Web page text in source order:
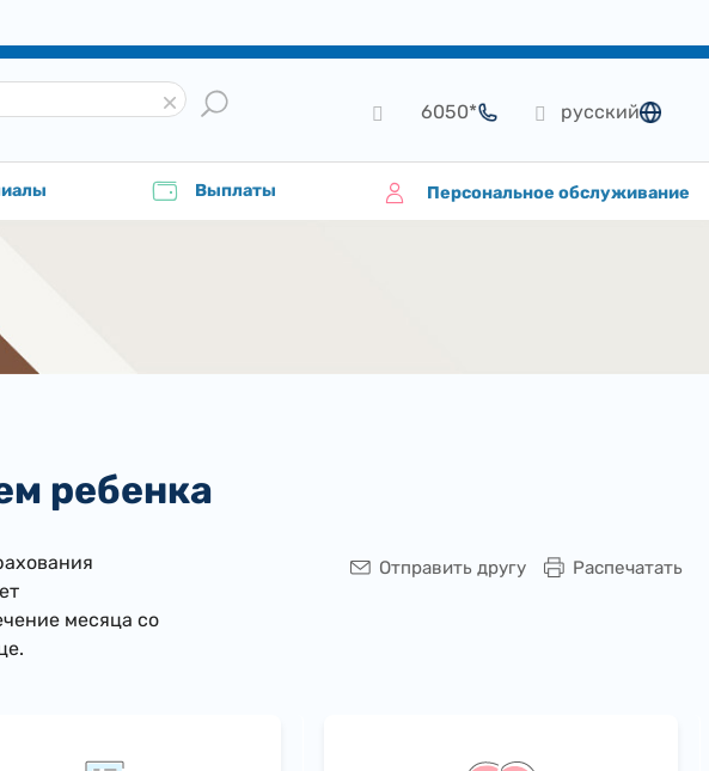
язык
русский
*6050
Выплаты Персональное обслуживание
ребенка
Распечатать
Отправить другу
месяца со